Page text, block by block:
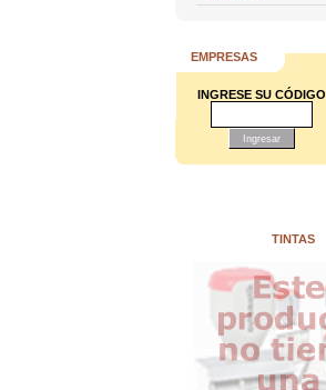
EMPRESAS
INGRESE SU CÓDIGO
TINTAS